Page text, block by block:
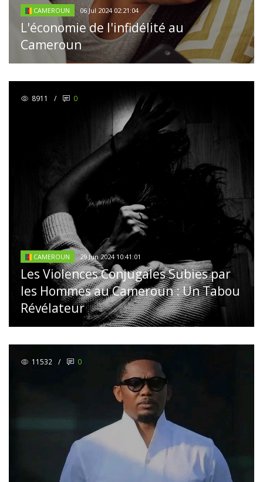
CAMEROUN 06 Jul 2024 02:21:04
L'économie de l'infidélité au
Cameroun
8911 / 0
CAMEROUN 29 Jun 2024 10:41:01
Les Violences Conjugales Subies par
les Hommes au Cameroun : Un Tabou
Révélateur
11532 / 0